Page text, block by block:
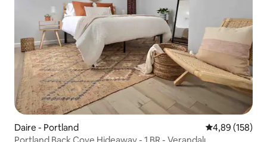
Daire - Portland 5 üzerinden
4,89 (158)
Portland Back Cove Hideaway - 1 BR - Verandalı